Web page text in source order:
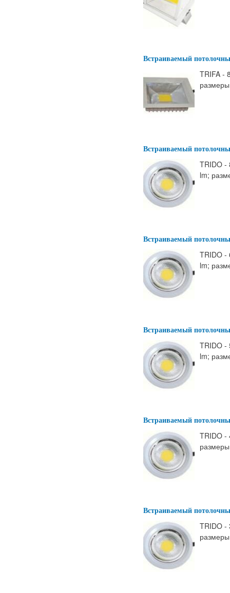
Встраиваемый
TRIFA -
Встраиваемый
TRIDO -
lm;
Встраиваемый
TRIDO -
lm;
Встраиваемый
TRIDO -
lm;
Встраиваемый
TRIDO -
Встраиваемый
TRIDO -